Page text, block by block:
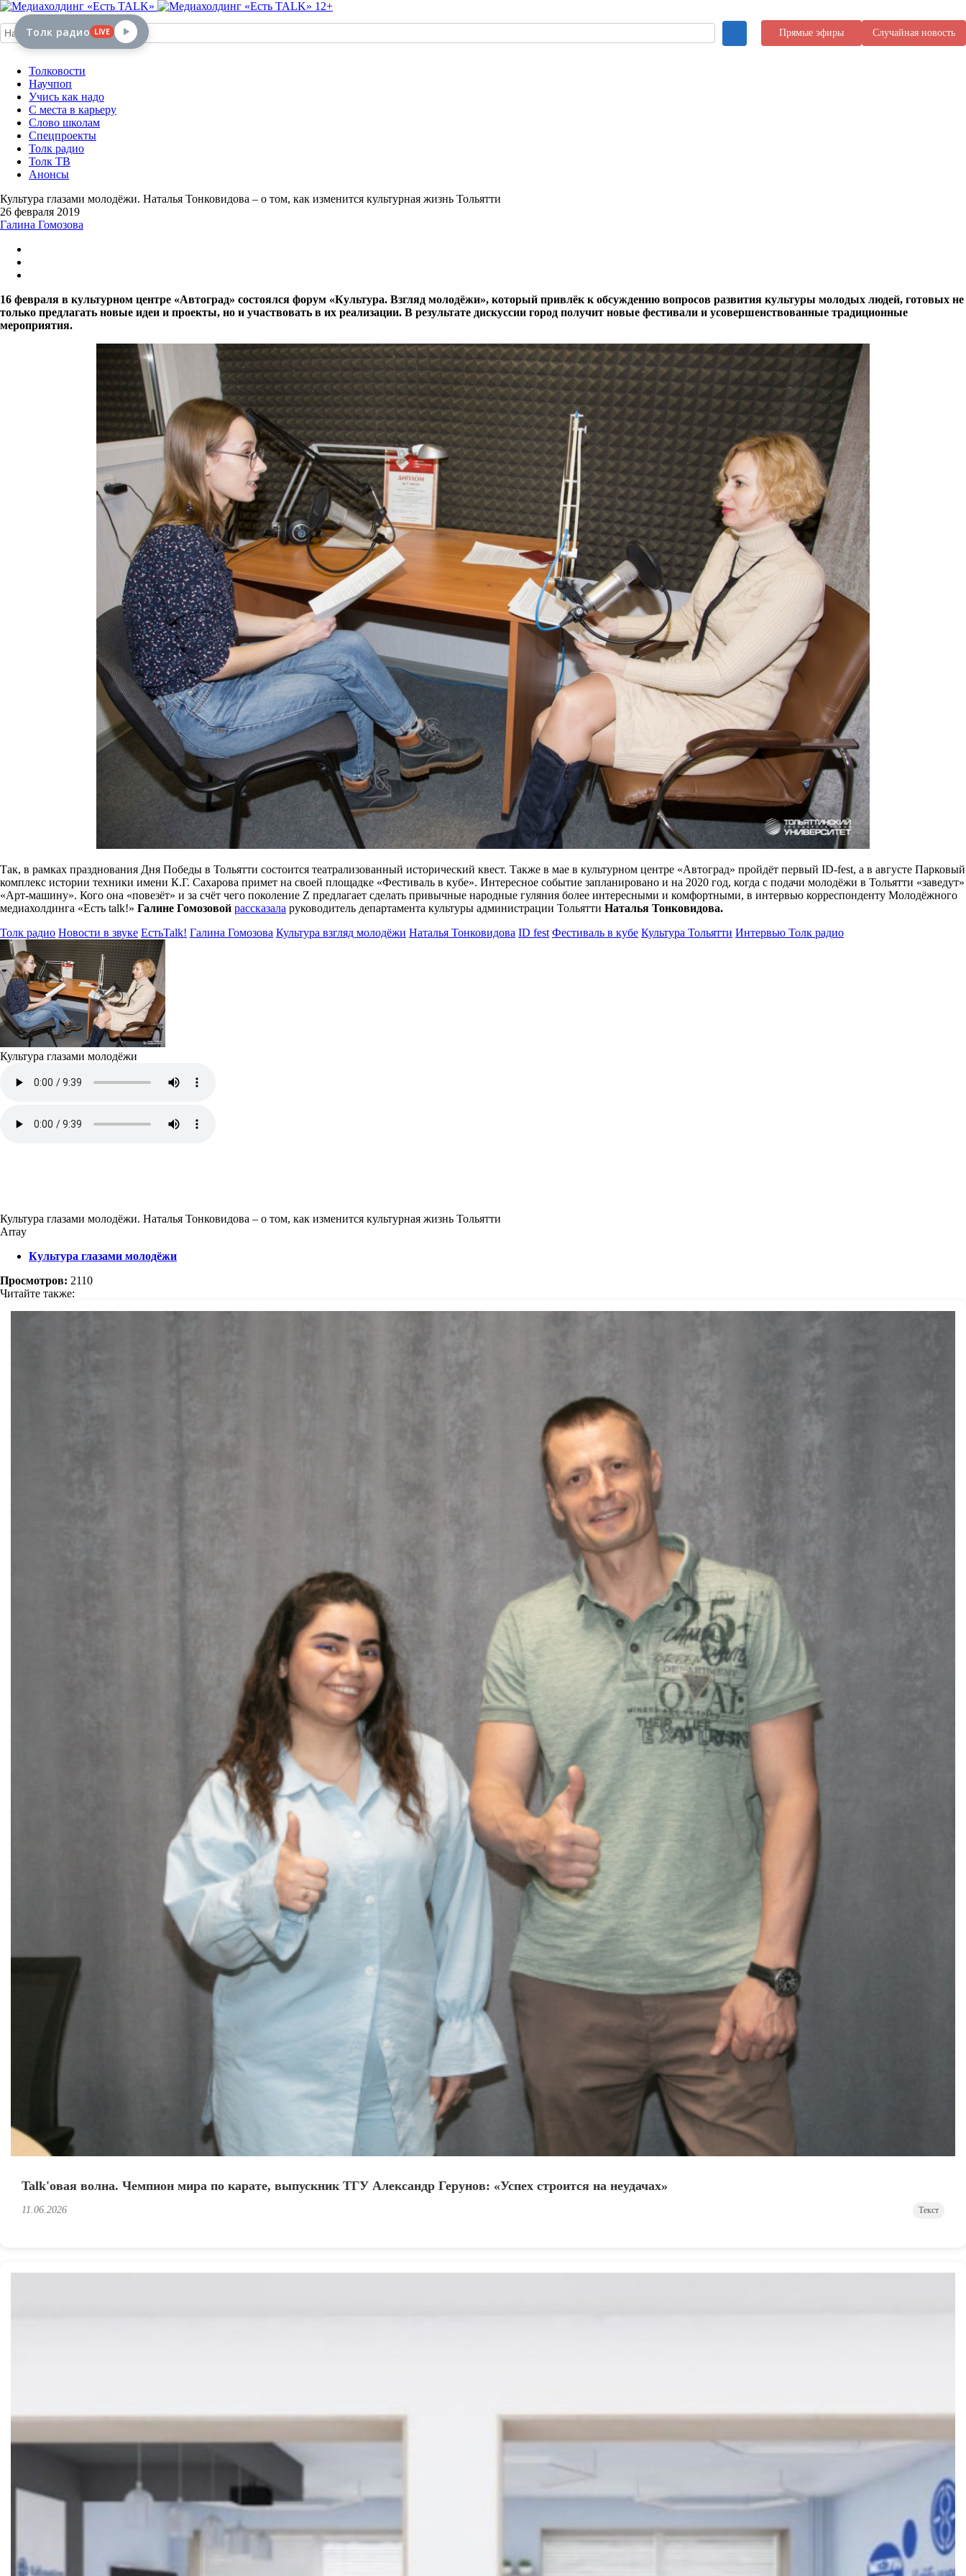
12+
Прямые эфиры Случайная новость
Толковости
Научпоп
Учись как надо
С места в карьеру
Слово школам
Спецпроекты
Толк радио
Толк ТВ
Анонсы
Культура глазами молодёжи. Наталья Тонковидова – о том, как изменится культурная жизнь Тольятти
26 февраля 2019
Галина Гомозова
16 февраля в культурном центре «Автоград» состоялся форум «Культура. Взгляд молодёжи», который привлёк к обсуждению вопросов развития культуры молодых людей, готовых не
только предлагать новые идеи и проекты, но и участвовать в их реализации. В результате дискуссии город получит новые фестивали и усовершенствованные традиционные
мероприятия.
Так, в рамках празднования Дня Победы в Тольятти состоится театрализованный исторический квест. Также в мае в культурном центре «Автоград» пройдёт первый ID-fest, а в августе Парковый
комплекс истории техники имени К.Г. Сахарова примет на своей площадке «Фестиваль в кубе». Интересное событие запланировано и на 2020 год, когда с подачи молодёжи в Тольятти «заведут»
«Арт-машину». Кого она «повезёт» и за счёт чего поколение Z предлагает сделать привычные народные гуляния более интересными и комфортными, в интервью корреспонденту Молодёжного
медиахолдинга «Есть talk!» Галине Гомозовой рассказала руководитель департамента культуры администрации Тольятти Наталья Тонковидова.
Толк радио Новости в звуке ЕстьTalk! Галина Гомозова Культура взгляд молодёжи Наталья Тонковидова ID fest Фестиваль в кубе Культура Тольятти Интервью Толк радио
Культура глазами молодёжи
Культура глазами молодёжи. Наталья Тонковидова – о том, как изменится культурная жизнь Тольятти
Array
Культура глазами молодёжи
Просмотров: 2110
Читайте также:
Talk'овая волна. Чемпион мира по карате, выпускник ТГУ Александр Герунов: «Успех строится на неудачах»
11.06.2026 Текст
Толк радио LIVE